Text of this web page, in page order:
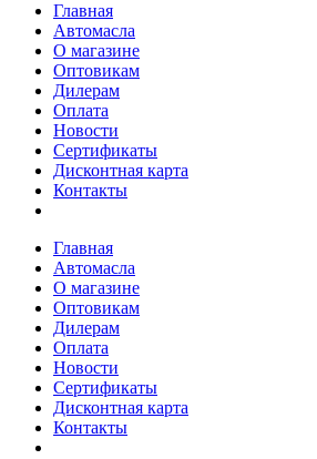
Главная
Автомасла
О магазине
Оптовикам
Дилерам
Оплата
Новости
Сертификаты
Дисконтная карта
Контакты
Главная
Автомасла
О магазине
Оптовикам
Дилерам
Оплата
Новости
Сертификаты
Дисконтная карта
Контакты